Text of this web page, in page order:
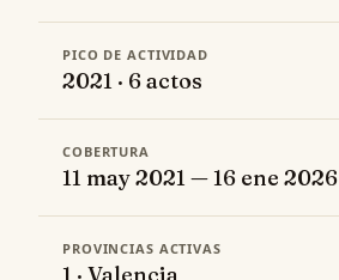
PICO DE ACTIVIDAD
2021 · 6 actos
COBERTURA
11 may 2021 — 16 ene 2026
PROVINCIAS ACTIVAS